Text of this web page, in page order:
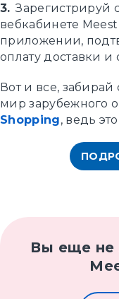
3. Зарегистрируй
вебкабинете
приложении,
оплату доставки
Вот и все,
мир зарубежного
Shopping, ведь
Вы еще не